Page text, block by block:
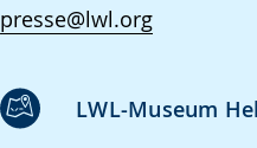
presse@lwl.org
LWL-Museum